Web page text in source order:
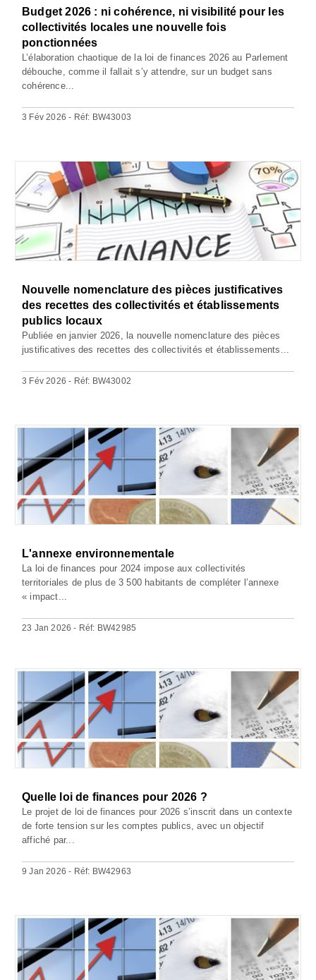
Budget 2026 : ni cohérence, ni visibilité pour les
collectivités locales une nouvelle fois
ponctionnées
L’élaboration chaotique de la loi de finances 2026 au Parlement
débouche, comme il fallait s’y attendre, sur un budget sans
cohérence...
3 Fév 2026 - Réf: BW43003
Nouvelle nomenclature des pièces justificatives
des recettes des collectivités et établissements
publics locaux
Publiée en janvier 2026, la nouvelle nomenclature des pièces
justificatives des recettes des collectivités et établissements...
3 Fév 2026 - Réf: BW43002
L'annexe environnementale
La loi de finances pour 2024 impose aux collectivités
territoriales de plus de 3 500 habitants de compléter l’annexe
« impact...
23 Jan 2026 - Réf: BW42985
Quelle loi de finances pour 2026 ?
Le projet de loi de finances pour 2026 s’inscrit dans un contexte
de forte tension sur les comptes publics, avec un objectif
affiché par...
9 Jan 2026 - Réf: BW42963